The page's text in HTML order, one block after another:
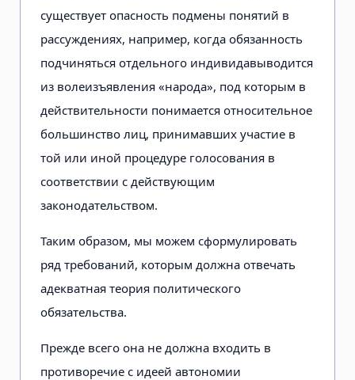
существует опасность подмены понятий в
рассуждениях, например, когда обязанность
подчиняться отдельного индивидавыводится
из волеизъявления «народа», под которым в
действительности понимается относительное
большинство лиц, принимавших участие в
той или иной процедуре голосования в
соответствии с действующим
законодательством.
Таким образом, мы можем сформулировать
ряд требований, которым должна отвечать
адекватная теория политического
обязательства.
Прежде всего она не должна входить в
противоречие с идеей автономии